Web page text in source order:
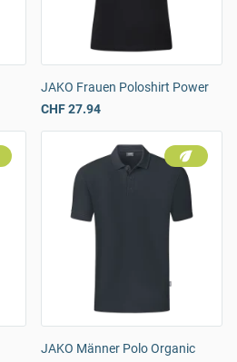
JAKO Frauen Poloshirt Power
CHF 27.94
JAKO Männer Polo Organic